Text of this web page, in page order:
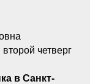
второй четверг
в Санкт-